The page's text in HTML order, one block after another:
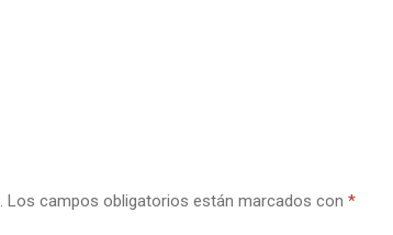
Los campos obligatorios están marcados con *